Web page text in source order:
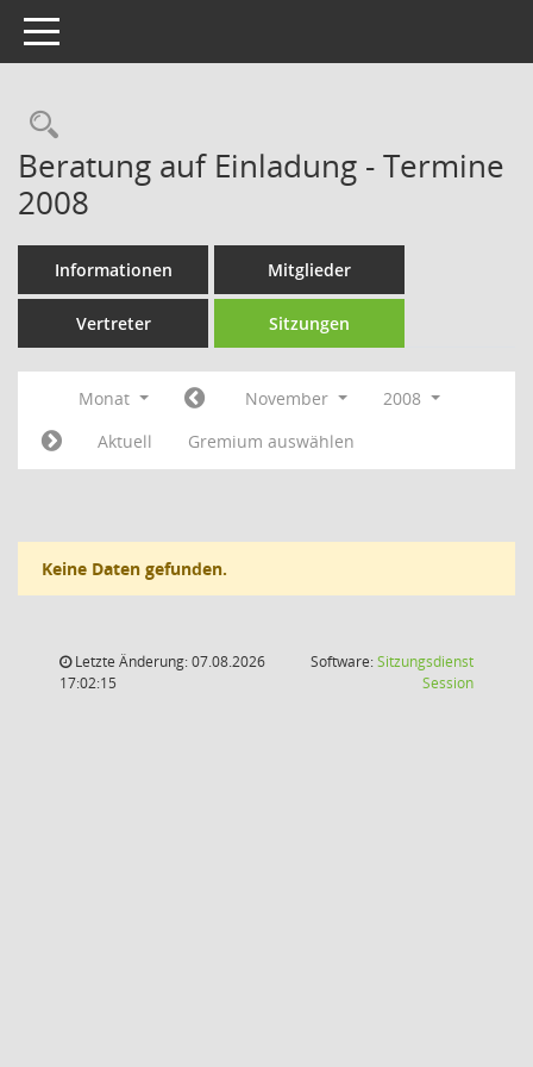
Toggle navigation
Rechercheauswahl
Beratung auf Einladung - Termine
2008
Informationen Mitglieder
Vertreter Sitzungen
Monat November
2008
Aktuell
Gremium auswählen
Keine Daten gefunden.
Letzte Änderung: 07.08.2026
17:02:15
Software:Sitzungsdienst
Session(Wird in